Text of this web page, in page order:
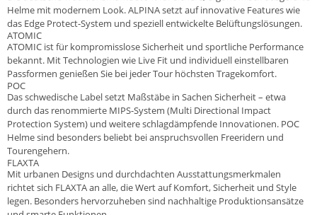
Helme mit modernem Look. ALPINA setzt auf innovative Features wie
das Edge Protect-System und speziell entwickelte Belüftungslösungen.
ATOMIC
ATOMIC ist für kompromisslose Sicherheit und sportliche Performance
bekannt. Mit Technologien wie Live Fit und individuell einstellbaren
Passformen genießen Sie bei jeder Tour höchsten Tragekomfort.
POC
Das schwedische Label setzt Maßstäbe in Sachen Sicherheit – etwa
durch das renommierte MIPS-System (Multi Directional Impact
Protection System) und weitere schlagdämpfende Innovationen. POC
Helme sind besonders beliebt bei anspruchsvollen Freeridern und
Tourengehern.
FLAXTA
Mit urbanen Designs und durchdachten Ausstattungsmerkmalen
richtet sich FLAXTA an alle, die Wert auf Komfort, Sicherheit und Style
legen. Besonders hervorzuheben sind nachhaltige Produktionsansätze